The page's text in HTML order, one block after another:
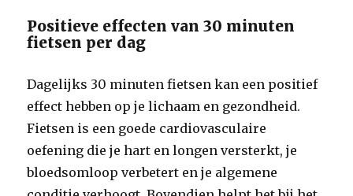
Positieve effecten van 30 minuten
fietsen per dag
Dagelijks 30 minuten fietsen kan een positief
effect hebben op je lichaam en gezondheid.
Fietsen is een goede cardiovasculaire
oefening die je hart en longen versterkt, je
bloedsomloop verbetert en je algemene